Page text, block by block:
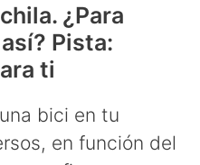
¿Para
Pista:
ti
bici en tu
en función del